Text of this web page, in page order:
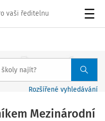
vaši ředitelnu
Rozšířené vyhledávání
Mezinárodní